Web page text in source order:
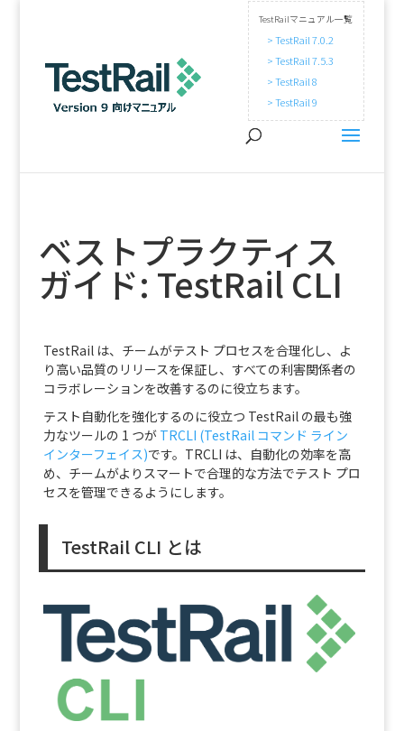
TestRailマニュアル一覧
> TestRail 7.0.2
> TestRail 7.5.3
> TestRail 8
> TestRail 9
ベストプラクティス
ガイド: TestRail CLI
TestRail は、チームがテスト プロセスを合理化し、よ
り高い品質のリリースを保証し、すべての利害関係者の
コラボレーションを改善するのに役立ちます。
テスト自動化を強化するのに役立つ TestRail の最も強
力なツールの 1 つが TRCLI (TestRail コマンド ライン
インターフェイス)です。TRCLI は、自動化の効率を高
め、チームがよりスマートで合理的な方法でテスト プロ
セスを管理できるようにします。
TestRail CLI とは